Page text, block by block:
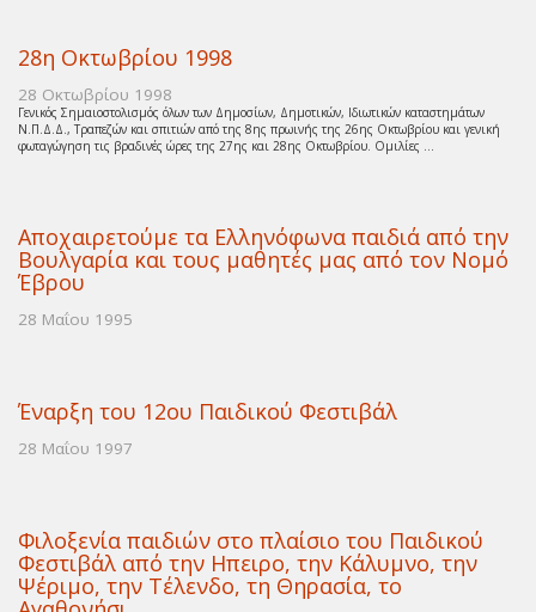
28η Οκτωβρίου 1998
28 Οκτωβρίου 1998
Γενικός Σημαιοστολισμός όλων των Δημοσίων, Δημοτικών, Ιδιωτικών καταστημάτων
Ν.Π.Δ.Δ., Τραπεζών και σπιτιών από της 8ης πρωινής της 26ης Οκτωβρίου και γενική
φωταγώγηση τις βραδινές ώρες της 27ης και 28ης Οκτωβρίου. Ομιλίες ...
Αποχαιρετούμε τα Ελληνόφωνα παιδιά από την
Βουλγαρία και τους μαθητές μας από τον Νομό
Έβρου
28 Μαΐου 1995
Έναρξη του 12ου Παιδικού Φεστιβάλ
28 Μαΐου 1997
Φιλοξενία παιδιών στο πλαίσιο του Παιδικού
Φεστιβάλ από την Ηπειρο, την Κάλυμνο, την
Ψέριμο, την Τέλενδο, τη Θηρασία, το